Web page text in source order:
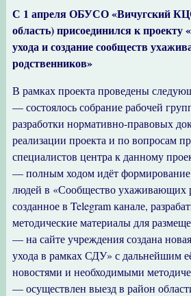
С 1 апреля ОБУСО «Вичугский
область) присоединился к проекту
ухода и создание сообществ
родственников»
В рамках проекта проведены
— состоялось собрание рабочей
разработки нормативно-правовых
реализации проекта и по вопросам
специалистов центра к данному
— полным ходом идёт формирование
людей в «Сообщество ухаживающих
созданное в Telegram канале,
методические материалы для
— на сайте учреждения создана
ухода в рамках СДУ» с дальнейшим
новостями и необходимыми
— осуществлен выезд в район